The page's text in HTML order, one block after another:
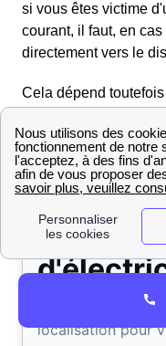
si vous êtes victime
courant, il faut, en
directement vers le
Cela dépend
fournisseur à